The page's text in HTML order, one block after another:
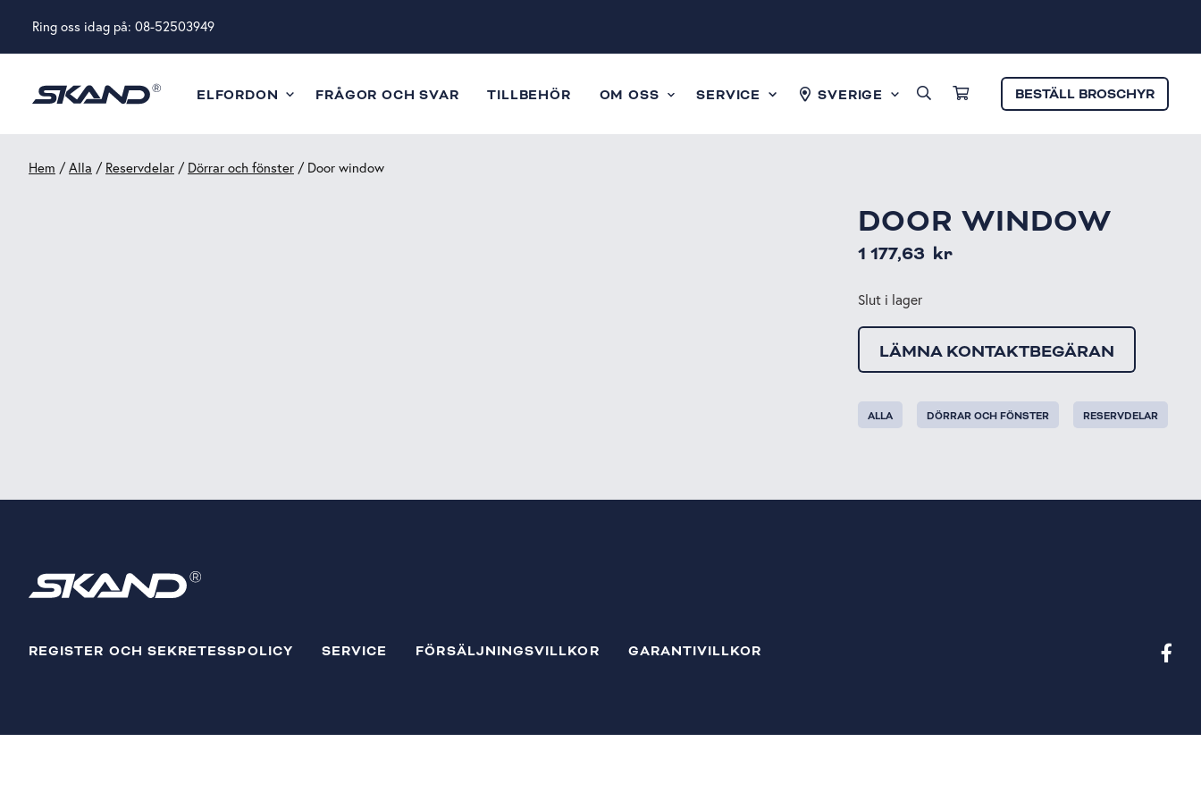
Ring oss idag på: 08-52503949
ELFORDON FRÅGOR OCH SVAR TILLBEHÖR OM OSS SERVICE SVERIGE BESTÄLL BROSCHYR
Hem /Alla / Reservdelar / Dörrar och fönster / Door window
DOOR WINDOW
1 177,63 kr
Slut i lager
LÄMNA KONTAKTBEGÄRAN
ALLA DÖRRAR OCH FÖNSTER RESERVDELAR
REGISTER OCH SEKRETESSPOLICY SERVICE FÖRSÄLJNINGSVILLKOR GARANTIVILLKOR